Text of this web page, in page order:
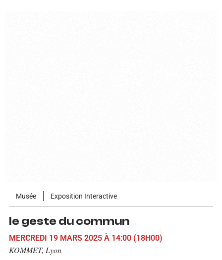
Musée Exposition Interactive
le geste du commun
MERCREDI 19 MARS 2025 À 14:00 (18H00)
KOMMET, Lyon